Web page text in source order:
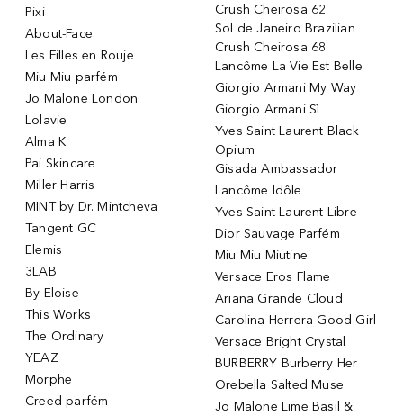
Pixi
About-Face
Les Filles en Rouje
Miu Miu parfém
Jo Malone London
Lolavie
Alma K
Pai Skincare
Miller Harris
MINT by Dr. Mintcheva
Tangent GC
Elemis
3LAB
By Eloise
This Works
The Ordinary
YEAZ
Morphe
Creed parfém
Crush Cheirosa 62
Sol de Janeiro Brazilian
Crush Cheirosa 68
Lancôme La Vie Est Belle
Giorgio Armani My Way
Giorgio Armani Sì
Yves Saint Laurent Black
Opium
Gisada Ambassador
Lancôme Idôle
Yves Saint Laurent Libre
Dior Sauvage Parfém
Miu Miu Miutine
Versace Eros Flame
Ariana Grande Cloud
Carolina Herrera Good Girl
Versace Bright Crystal
BURBERRY Burberry Her
Orebella Salted Muse
Jo Malone Lime Basil &